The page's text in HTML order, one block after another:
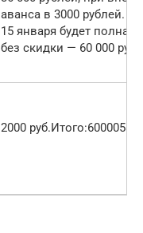
аванса в 3000 рублей.
15 января будет полная
без скидки — 60 000
2000